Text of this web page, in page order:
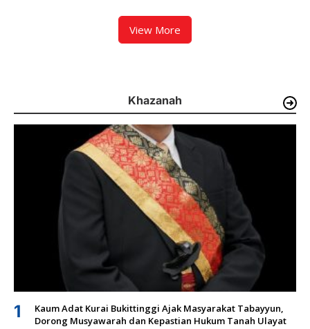
View More
Khazanah
1
Kaum Adat Kurai Bukittinggi Ajak Masyarakat Tabayyun,
Dorong Musyawarah dan Kepastian Hukum Tanah Ulayat